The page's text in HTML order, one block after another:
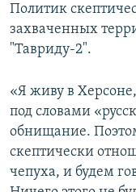
Политик
захваченных
"Тавриду-2".
«Я живу в
под словами
обнищание.
скептически
чепуха, и будем